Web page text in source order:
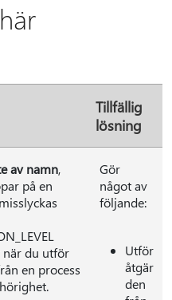
Tillfällig
lösning
av namn,
på en
när du utför
en process
Gör
något av
följande:
Utför
åtgär
den